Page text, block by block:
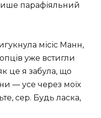
парафіяльний
місіс Манн,
уже встигли
це я забула, що
— усе через моїх
сер. Будь ласка,